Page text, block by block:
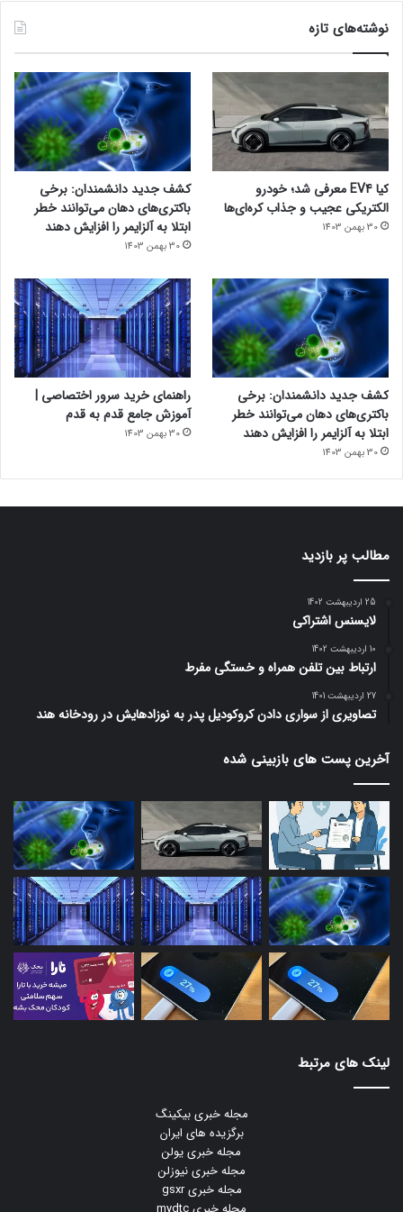
نوشته‌های تازه
کیا EV4 معرفی شد؛ خودرو
الکتریکی عجیب و جذاب کره‌ای‌ها
30 بهمن 1403
کشف جدید دانشمندان: برخی
باکتری‌های دهان می‌توانند خطر
ابتلا به آلزایمر را افزایش دهند
30 بهمن 1403
کشف جدید دانشمندان: برخی
باکتری‌های دهان می‌توانند خطر
ابتلا به آلزایمر را افزایش دهند
30 بهمن 1403
راهنمای خرید سرور اختصاصی |
آموزش جامع قدم به قدم
30 بهمن 1403
مطالب پر بازدید
25 اردیبهشت 1402
لایسنس اشتراکی
10 اردیبهشت 1402
ارتباط بین تلفن همراه و خستگی مفرط
27 اردیبهشت 1401
تصاویری از سواری دادن کروکودیل پدر به نوزادهایش در رودخانه هند
آخرین پست های بازبینی شده
لینک های مرتبط
مجله خبری بیکینگ
برگزیده های ایران
مجله خبری یولن
مجله خبری نیوزلن
مجله خبری gsxr